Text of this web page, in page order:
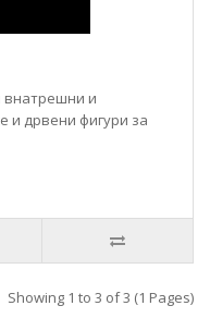
внатрешни и
и дрвени фигури за
Showing 1 to 3 of 3 (1 Pages)